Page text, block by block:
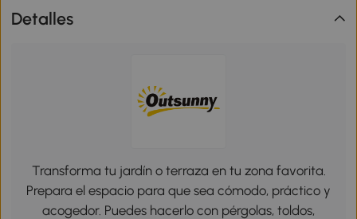
Detalles
Transforma tu jardín o terraza en tu zona favorita.
Prepara el espacio para que sea cómodo, práctico y
acogedor. Puedes hacerlo con pérgolas, toldos,